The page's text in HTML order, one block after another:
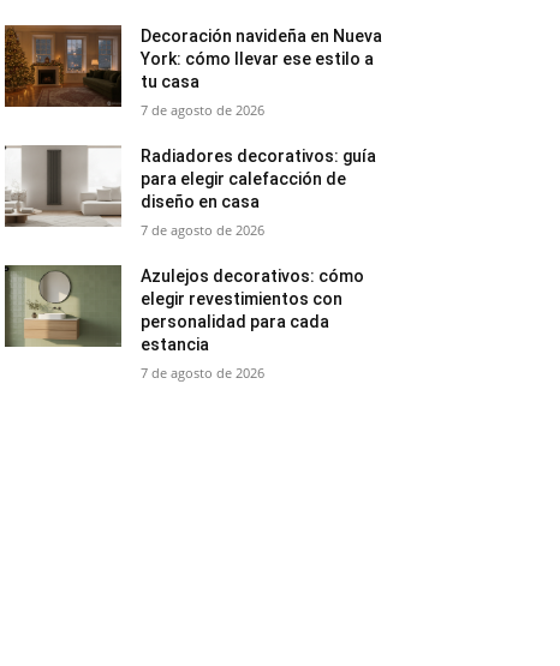
Decoración navideña en Nueva
York: cómo llevar ese estilo a
tu casa
7 de agosto de 2026
Radiadores decorativos: guía
para elegir calefacción de
diseño en casa
7 de agosto de 2026
Azulejos decorativos: cómo
elegir revestimientos con
personalidad para cada
estancia
7 de agosto de 2026